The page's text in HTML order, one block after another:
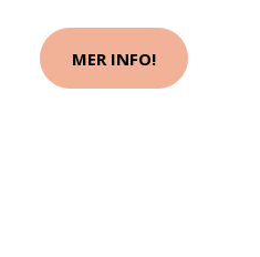
MER INFO!